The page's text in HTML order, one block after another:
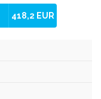
418,2 EUR